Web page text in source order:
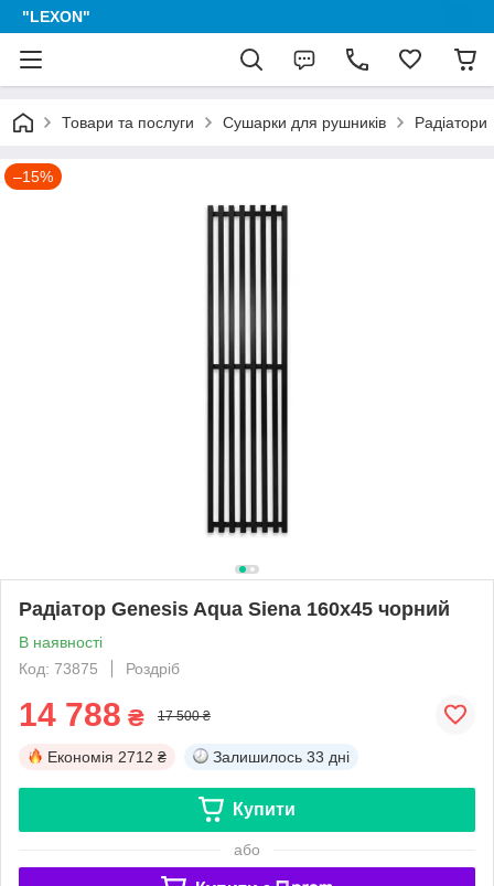
"LEXON"
Товари та послуги Сушарки для рушників Радіатори
–15%
Радіатор Genesis Aqua Siena 160x45 чорний
В наявності
Код: 73875
Роздріб
14 788 ₴ 17 500 ₴
Економія 2712 ₴ Залишилось 33 дні
Купити
або